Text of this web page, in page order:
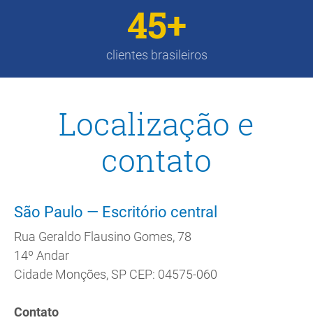
45+
clientes brasileiros
Localização e
contato
São Paulo — Escritório central
Rua Geraldo Flausino Gomes, 78
14º Andar
Cidade Monções, SP CEP: 04575-060
Contato